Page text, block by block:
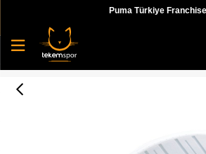
Puma Türkiye Franchise